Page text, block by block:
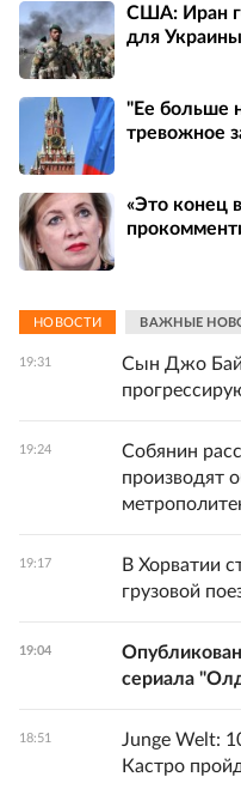
США: Иран
для Украины
"Ее больше
тревожное
«Это конец
НОВОСТИ ВАЖНЫЕ
19:31
Сын Джо
19:24
Собянин
производят
19:17
В Хорватии
грузовой
19:04
сериала
18:51
Junge Welt:
Кастро